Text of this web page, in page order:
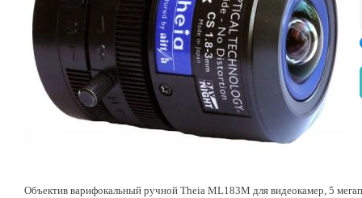
Объектив варифокальный ручной Theia ML183M для видеокамер, 5